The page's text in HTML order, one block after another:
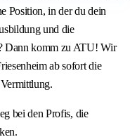
Position, in der du dein
und die
Dann komm zu ATU! Wir
ab sofort die
bei den Profis, die